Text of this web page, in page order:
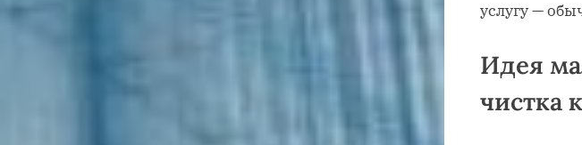
услугу —
Идея
чистка